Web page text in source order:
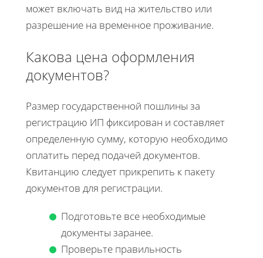
может включать вид на жительство или
разрешение на временное проживание.
Какова цена оформления
документов?
Размер государственной пошлины за
регистрацию ИП фиксирован и составляет
определенную сумму, которую необходимо
оплатить перед подачей документов.
Квитанцию следует прикрепить к пакету
документов для регистрации.
Подготовьте все необходимые
документы заранее.
Проверьте правильность